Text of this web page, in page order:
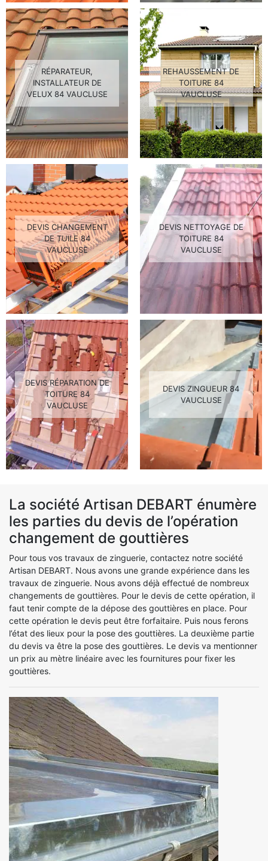
RÉPARATEUR,
INSTALLATEUR DE
VELUX 84 VAUCLUSE
REHAUSSEMENT DE
TOITURE 84
VAUCLUSE
DEVIS CHANGEMENT
DE TUILE 84
VAUCLUSE
DEVIS NETTOYAGE DE
TOITURE 84
VAUCLUSE
DEVIS RÉPARATION DE
TOITURE 84
VAUCLUSE
DEVIS ZINGUEUR 84
VAUCLUSE
La société Artisan DEBART énumère
les parties du devis de l’opération
changement de gouttières
Pour tous vos travaux de zinguerie, contactez notre société
Artisan DEBART. Nous avons une grande expérience dans les
travaux de zinguerie. Nous avons déjà effectué de nombreux
changements de gouttières. Pour le devis de cette opération, il
faut tenir compte de la dépose des gouttières en place. Pour
cette opération le devis peut être forfaitaire. Puis nous ferons
l’état des lieux pour la pose des gouttières. La deuxième partie
du devis va être la pose des gouttières. Le devis va mentionner
un prix au mètre linéaire avec les fournitures pour fixer les
gouttières.